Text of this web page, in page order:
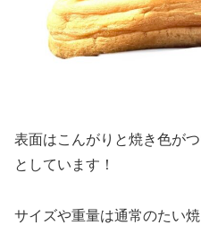
表面はこんがりと焼き色が
としています！
サイズや重量は通常のたい